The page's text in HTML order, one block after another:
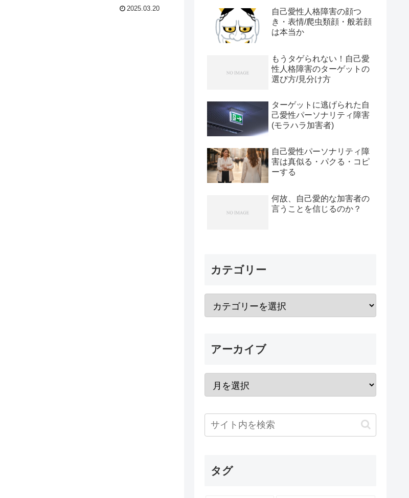
2025.03.20
自己愛性人格障害の顔つ
き・表情/爬虫類顔・般若顔
は本当か
もうタゲられない！自己愛
性人格障害のターゲットの
選び方/見分け方
ターゲットに逃げられた自
己愛性パーソナリティ障害
(モラハラ加害者)
自己愛性パーソナリティ障
害は真似る・パクる・コピ
ーする
何故、自己愛的な加害者の
言うことを信じるのか？
カテゴリー
アーカイブ
タグ